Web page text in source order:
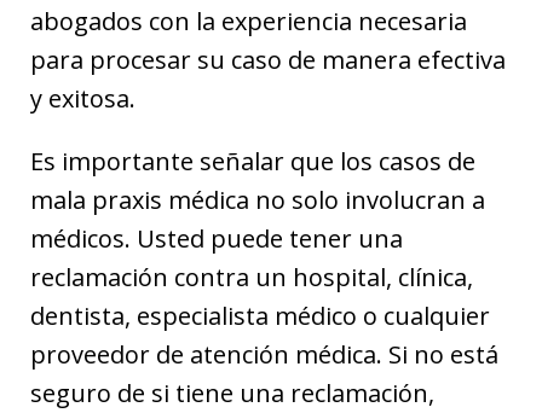
abogados con la experiencia necesaria
para procesar su caso de manera efectiva
y exitosa.
Es importante señalar que los casos de
mala praxis médica no solo involucran a
médicos. Usted puede tener una
reclamación contra un hospital, clínica,
dentista, especialista médico o cualquier
proveedor de atención médica. Si no está
seguro de si tiene una reclamación,